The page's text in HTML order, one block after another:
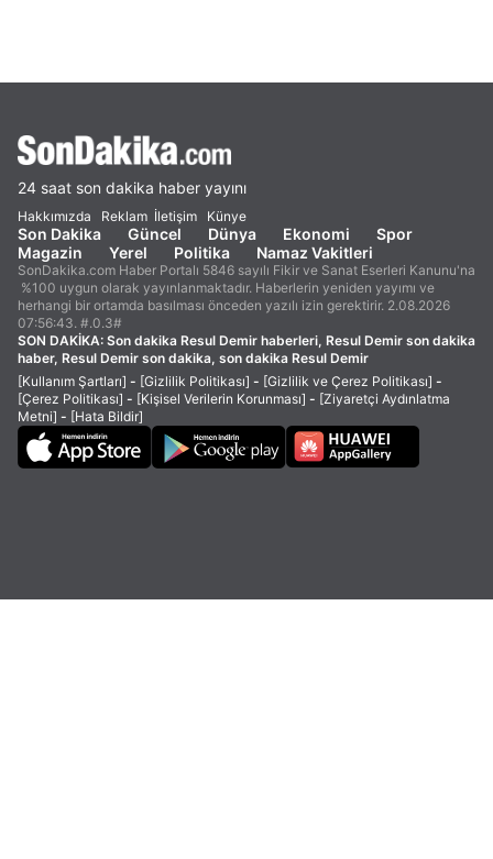
24 saat son dakika haber yayını
Hakkımızda Reklam İletişim Künye
Son Dakika Güncel Dünya Ekonomi
Spor
Magazin
Yerel Politika Namaz Vakitleri
SonDakika.com Haber Portalı 5846 sayılı Fikir ve Sanat Eserleri Kanunu'na
%100 uygun olarak yayınlanmaktadır. Haberlerin yeniden yayımı ve
herhangi bir ortamda basılması önceden yazılı izin gerektirir. 2.08.2026
07:56:43. #.0.3#
SON DAKİKA: Son dakika Resul Demir haberleri, Resul Demir son dakika
haber, Resul Demir son dakika, son dakika Resul Demir
[Kullanım Şartları] - [Gizlilik Politikası] - [Gizlilik ve Çerez Politikası] -
[Çerez Politikası] - [Kişisel Verilerin Korunması] - [Ziyaretçi Aydınlatma
Metni] - [Hata Bildir]